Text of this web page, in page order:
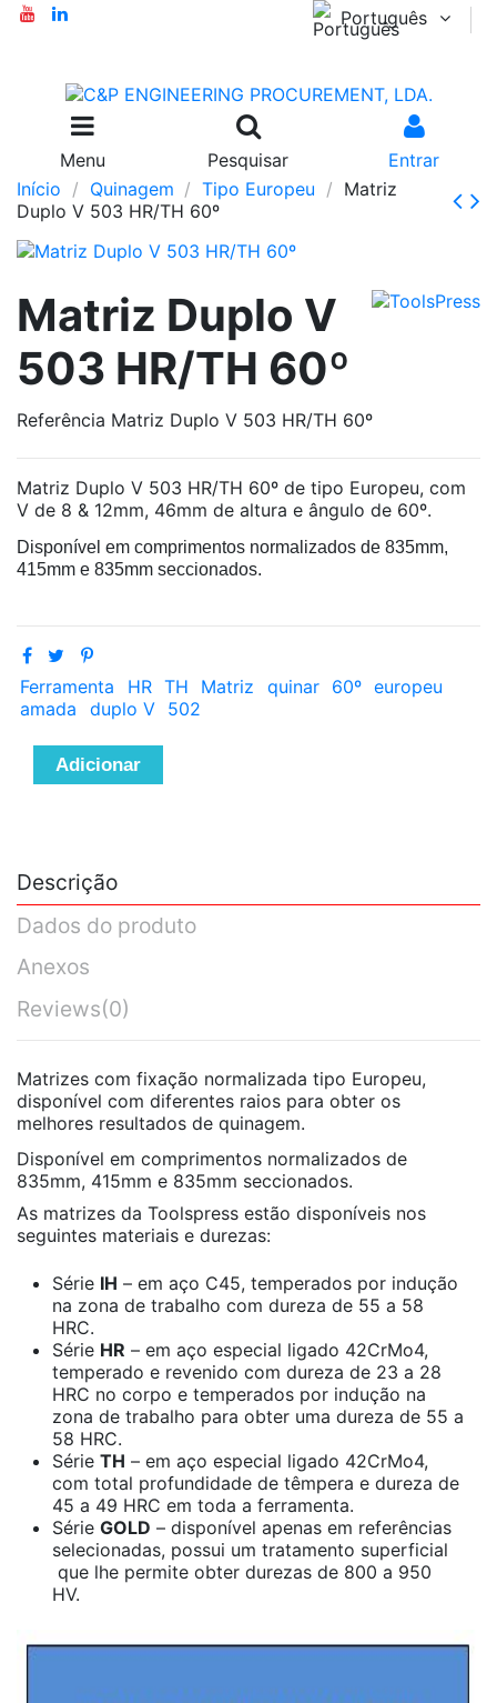
Português
Menu Pesquisar
Entrar
Início
Quinagem Tipo Europeu
Matriz
Duplo V 503 HR/TH 60º
Matriz Duplo V
503 HR/TH 60º
Referência Matriz Duplo V 503 HR/TH 60º
Matriz Duplo V 503 HR/TH 60º de tipo Europeu, com
V de 8 & 12mm, 46mm de altura e ângulo de 60º.
Disponível em comprimentos normalizados de 835mm,
415mm e 835mm seccionados.
Ferramenta HR TH Matriz quinar 60º europeu
amada
duplo V 502
Adicionar
Descrição
Dados do produto
Anexos
Reviews(0)
Matrizes com fixação normalizada tipo Europeu,
disponível com diferentes raios para obter os
melhores resultados de quinagem.
Disponível em comprimentos normalizados de
835mm, 415mm e 835mm seccionados.
As matrizes da Toolspress estão disponíveis nos
seguintes materiais e durezas:
Série IH – em aço C45, temperados por indução
na zona de trabalho com dureza de 55 a 58
HRC.
Série HR – em aço especial ligado 42CrMo4,
temperado e revenido com dureza de 23 a 28
HRC no corpo e temperados por indução na
zona de trabalho para obter uma dureza de 55 a
58 HRC.
Série TH – em aço especial ligado 42CrMo4,
com total profundidade de têmpera e dureza de
45 a 49 HRC em toda a ferramenta.
Série GOLD – disponível apenas em referências
selecionadas, possui um tratamento superficial
que lhe permite obter durezas de 800 a 950
HV.